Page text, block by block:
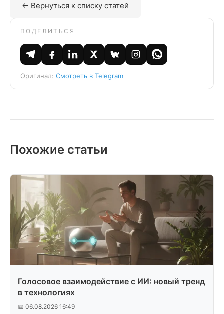
← Вернуться к списку статей
ПОДЕЛИТЬСЯ
Оригинал: Смотреть в Telegram
Похожие статьи
Голосовое взаимодействие с ИИ: новый тренд
в технологиях
📅 06.08.2026 16:49